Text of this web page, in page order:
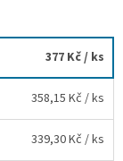
377 Kč/ ks
358,15 Kč / ks
339,30 Kč / ks